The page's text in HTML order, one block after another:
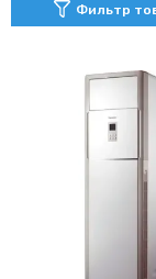
Фильтр